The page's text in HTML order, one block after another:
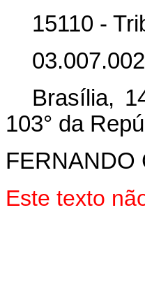
15110 -
Brasília,
103° da
FERNANDO
Este texto